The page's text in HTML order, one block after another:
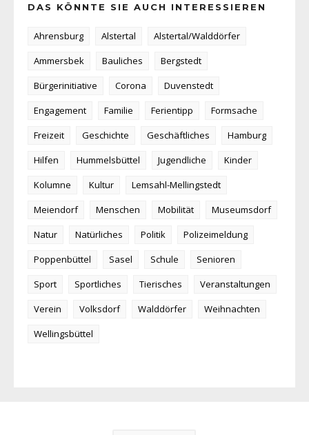
DAS KÖNNTE SIE AUCH INTERESSIEREN
Ahrensburg Alstertal
Alstertal/Walddörfer
Ammersbek
Bauliches
Bergstedt
Bürgerinitiative
Corona
Duvenstedt
Engagement
Familie Ferientipp
Formsache
Freizeit
Geschichte Geschäftliches
Hamburg
Hilfen
Hummelsbüttel Jugendliche
Kinder
Kolumne
Kultur
Lemsahl-Mellingstedt
Meiendorf
Menschen Mobilität
Museumsdorf
Natur
Natürliches Politik
Polizeimeldung
Poppenbüttel
Sasel Schule
Senioren
Sport
Sportliches Tierisches
Veranstaltungen
Verein
Volksdorf Walddörfer
Weihnachten
Wellingsbüttel